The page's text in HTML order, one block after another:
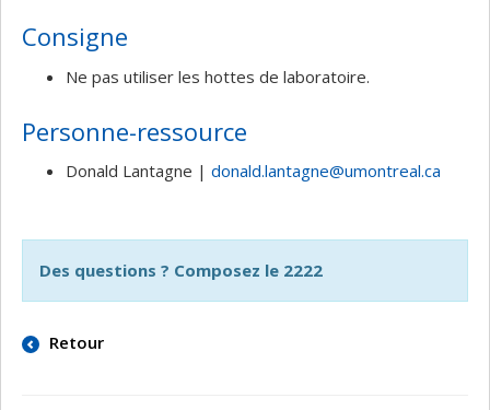
Consigne
Ne pas utiliser les hottes de laboratoire.
Personne-ressource
Donald Lantagne | donald.lantagne@umontreal.ca
Des questions ? Composez le 2222
Retour